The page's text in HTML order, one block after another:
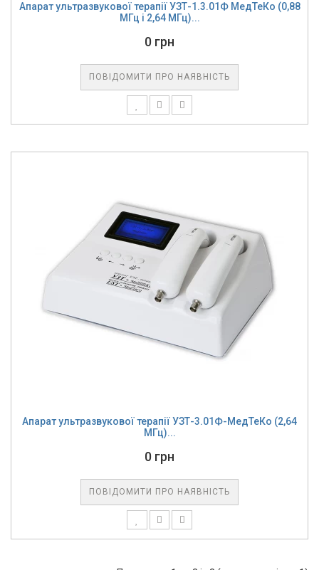
Апарат ультразвукової терапії УЗТ-1.3.01Ф МедТеКо (0,88
МГц і 2,64 МГц)...
0 грн
ПОВІДОМИТИ ПРО НАЯВНІСТЬ
Апарат ультразвукової терапії УЗТ-3.01Ф-МедТеКо (2,64
МГц)...
0 грн
ПОВІДОМИТИ ПРО НАЯВНІСТЬ